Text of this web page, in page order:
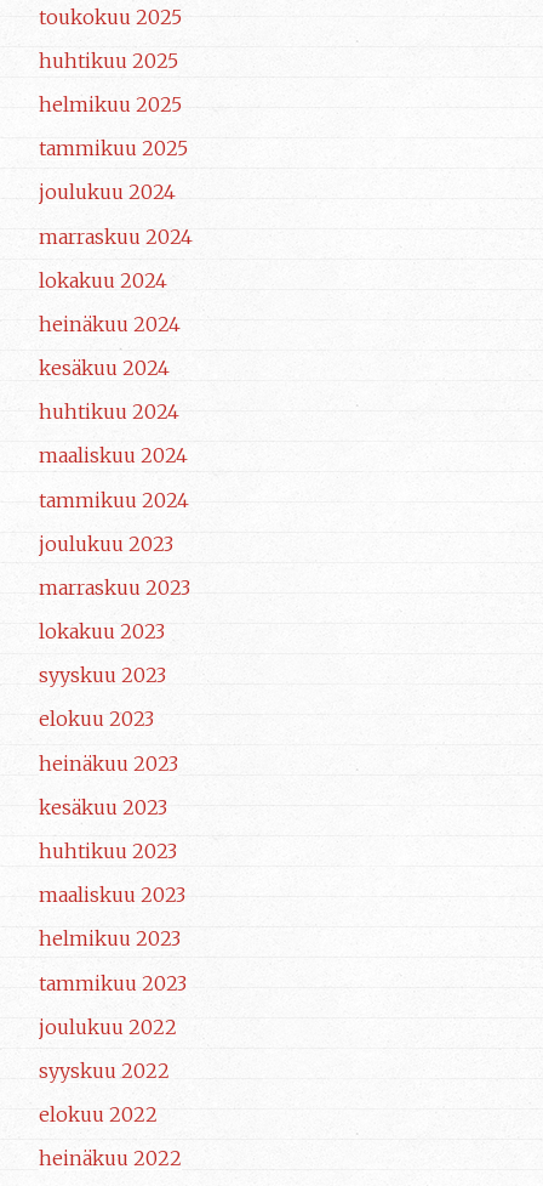
toukokuu 2025
huhtikuu 2025
helmikuu 2025
tammikuu 2025
joulukuu 2024
marraskuu 2024
lokakuu 2024
heinäkuu 2024
kesäkuu 2024
huhtikuu 2024
maaliskuu 2024
tammikuu 2024
joulukuu 2023
marraskuu 2023
lokakuu 2023
syyskuu 2023
elokuu 2023
heinäkuu 2023
kesäkuu 2023
huhtikuu 2023
maaliskuu 2023
helmikuu 2023
tammikuu 2023
joulukuu 2022
syyskuu 2022
elokuu 2022
heinäkuu 2022